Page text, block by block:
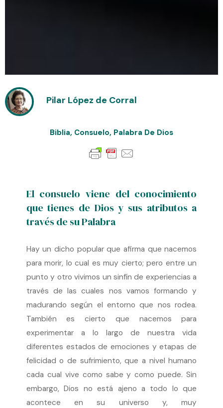
Pilar López de Corral
Biblia, Consuelo, Palabra De Dios
El consuelo viene del conocimiento
que tienes de Dios y sus atributos a
través de su Palabra
Hay un dicho popular que afirma que nacemos
para morir, lo cual es muy cierto; pero entre un
punto y otro vivimos un sinfín de experiencias a
través de las cuales nos vamos formando y
madurando según el entorno que nos rodea.
También es cierto que nacemos para
experimentar a lo largo de nuestra vida
diferentes estados de emociones y etapas de
felicidad o de sufrimiento, que a nivel humano
cada cual vive como sabe y como puede. Sin
embargo, Dios no está ajeno a todo lo que
acontece en su universo y, muy